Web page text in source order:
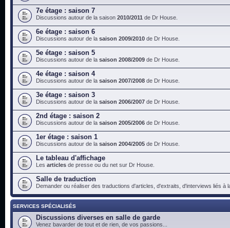
7e étage : saison 7
Discussions autour de la saison 2010/2011 de Dr House.
6e étage : saison 6
Discussions autour de la saison 2009/2010 de Dr House.
5e étage : saison 5
Discussions autour de la saison 2008/2009 de Dr House.
4e étage : saison 4
Discussions autour de la saison 2007/2008 de Dr House.
3e étage : saison 3
Discussions autour de la saison 2006/2007 de Dr House.
2nd étage : saison 2
Discussions autour de la saison 2005/2006 de Dr House.
1er étage : saison 1
Discussions autour de la saison 2004/2005 de Dr House.
Le tableau d'affichage
Les articles de presse ou du net sur Dr House.
Salle de traduction
Demander ou réaliser des traductions d'articles, d'extraits, d'interviews liés à
SERVICES SPÉCIALISÉS
Discussions diverses en salle de garde
Venez bavarder de tout et de rien, de vos passions...